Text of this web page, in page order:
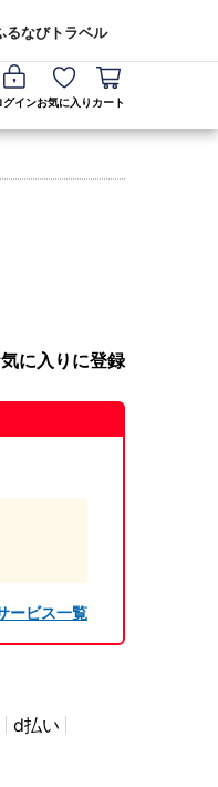
るなびトラベル
グインお気に入り カート
に入りに登録
ービス一覧
d払い